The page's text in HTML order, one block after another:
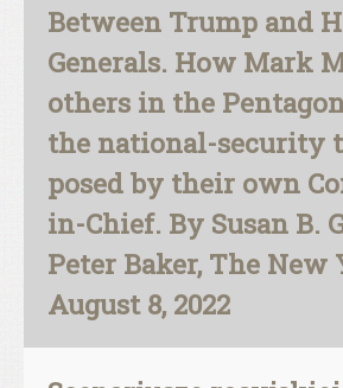
Between Trump and
Generals. How Mark
others in the
the national-security
posed by their own
in-Chief. By Susan B.
Peter Baker, The New
August 8, 2022